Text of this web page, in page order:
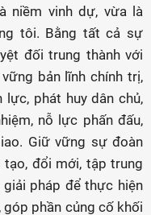
niềm vinh dự, vừa là
tôi. Bằng tất cả sự
đối trung thành với
bản lĩnh chính trị,
phát huy dân chủ,
nỗ lực phấn đấu,
Giữ vững sự đoàn
tạo, đổi mới, tập trung
pháp để thực hiện
phần củng cố khối